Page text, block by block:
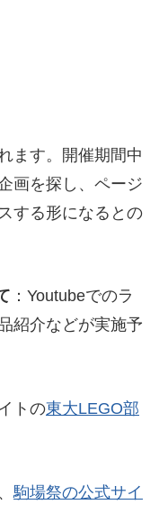
ます。開催期間中
画を探し、ページ
する形になるとの
：Youtubeでのラ
紹介などが実施予
トの東大LEGO部
駒場祭の公式サイ